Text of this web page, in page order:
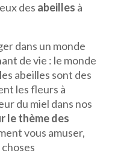
des abeilles à
dans un monde
de vie : le monde
abeilles sont des
les fleurs à
du miel dans nos
le thème des
vous amuser,